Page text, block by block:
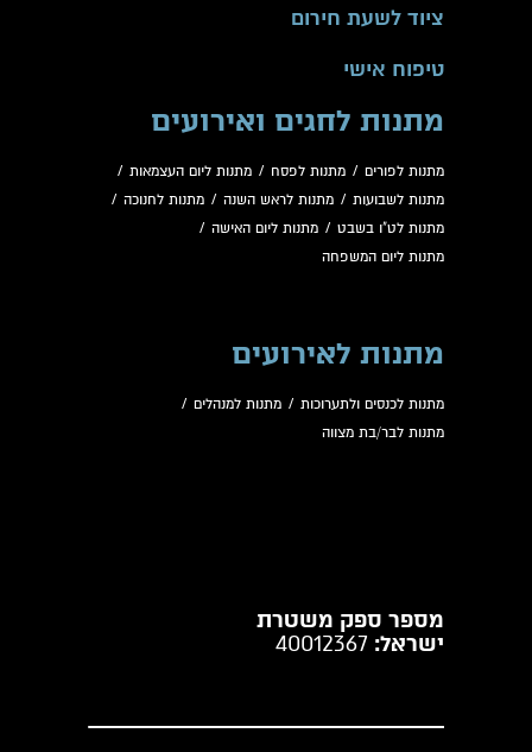
ציוד לשעת חירום
טיפוח אישי
מתנות לחגים ואירועים
מתנות לפורים / מתנות לפסח / מתנות ליום העצמאות /
מתנות לשבועות / מתנות לראש השנה / מתנות לחנוכה /
מתנות לט"ו בשבט / מתנות ליום האישה /
מתנות ליום המשפחה
מתנות לאירועים
מתנות לכנסים ולתערוכות / מתנות למנהלים /
מתנות לבר/בת מצווה
מספר ספק משטרת
ישראל: